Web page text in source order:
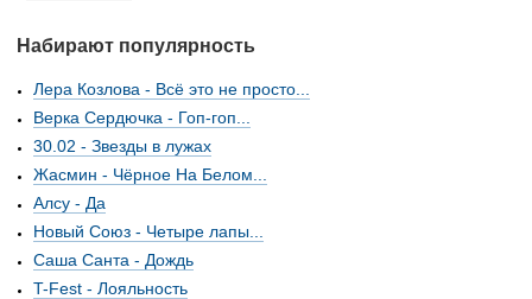
Набирают популярность
Лера Козлова - Всё это не просто...
Верка Сердючка - Гоп-гоп...
30.02 - Звезды в лужах
Жасмин - Чёрное На Белом...
Алсу - Да
Новый Союз - Четыре лапы...
Саша Санта - Дождь
T-Fest - Лояльность